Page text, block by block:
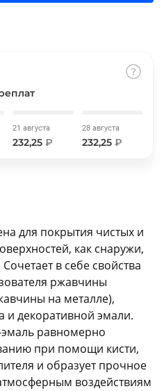
21 августа
232,25 ₽
28 августа
232,25 ₽
для покрытия чистых и
как снаружи,
в себе свойства
ржавчины
на металле),
и декоративной эмали.
эмаль равномерно
при помощи кисти,
и образует прочное
воздействиям
02-51